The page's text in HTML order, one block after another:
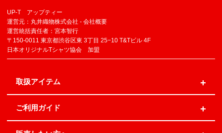
UP-T アップティー
運営元：丸井織物株式会社 - 会社概要
運営統括責任者：宮本智行
〒150-0011 東京都渋谷区東 3丁目 25−10 T&Tビル 4F
日本オリジナルTシャツ協会 加盟
取扱アイテム
ご利用ガイド